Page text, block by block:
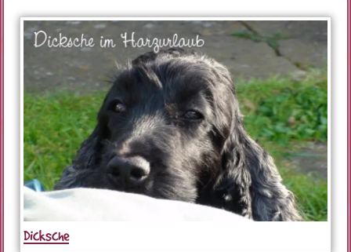
Dicksche